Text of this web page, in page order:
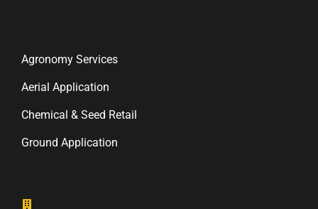
Agronomy Services
Aerial Application
Chemical & Seed Retail
Ground Application